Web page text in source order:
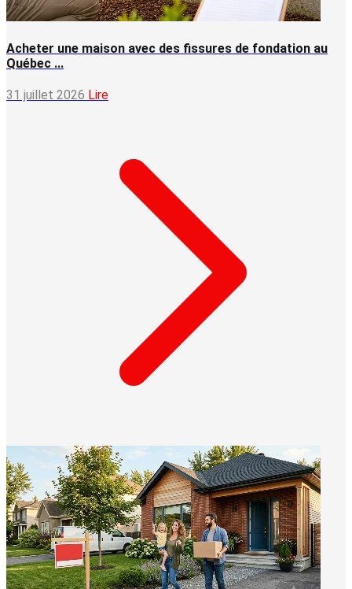
Acheter une maison avec des fissures de fondation au
Québec ...
31 juillet 2026 Lire